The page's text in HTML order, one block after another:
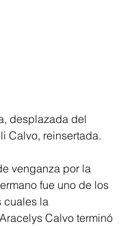
desplazada del
Calvo, reinsertada.
venganza por la
fue uno de los
cuales la
Calvo terminó